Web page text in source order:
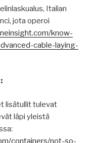
Italian
jota operoi
know-
cable-laying-
lisätullit tulevat
läpi yleistä
containers/not-so-